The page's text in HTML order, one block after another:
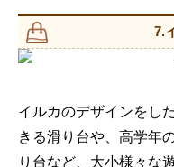
7.
イルカのデザインをし
きる滑り台や、高学年
り台など、大小様々な